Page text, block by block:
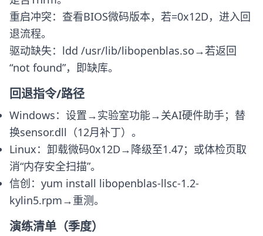
重启冲突：查看BIOS微码版本，若=0x12D，进入回
退流程。
驱动缺失：ldd /usr/lib/libopenblas.so→若返回
“not found”，即缺库。
回退指令/路径
Windows：设置→实验室功能→关AI硬件助手；替
换sensor.dll（12月补丁）。
Linux：卸载微码0x12D→降级至1.47；或体检页取
消“内存安全扫描”。
信创：yum install libopenblas-llsc-1.2-
kylin5.rpm→重测。
演练清单（季度）